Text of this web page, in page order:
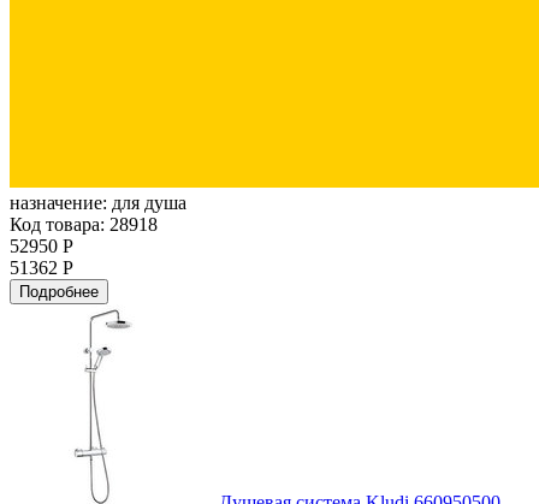
назначение: для душа
Код товара: 28918
52950 Р
51362 Р
Подробнее